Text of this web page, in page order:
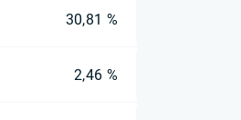
30,81 %
2,46 %